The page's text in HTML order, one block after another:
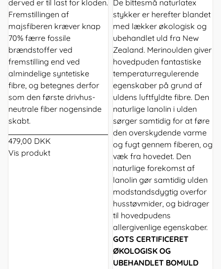
derved er til last for kloden.
Fremstillingen af
majsfiberen kræver knap
70% færre fossile
brændstoffer ved
fremstilling end ved
almindelige syntetiske
fibre, og betegnes derfor
som den første drivhus-
neutrale fiber nogensinde
skabt.
479,00 DKK
Vis produkt
De bittesmå naturlatex
stykker er herefter blandet
med lækker økologisk og
ubehandlet uld fra New
Zealand. Merinoulden giver
hovedpuden fantastiske
temperaturregulerende
egenskaber på grund af
uldens luftfyldte fibre. Den
naturlige lanolin i ulden
sørger samtidig for at føre
den overskydende varme
og fugt gennem fiberen, og
væk fra hovedet. Den
naturlige forekomst af
lanolin gør samtidig ulden
modstandsdygtig overfor
husstøvmider, og bidrager
til hovedpudens
allergivenlige egenskaber.
GOTS CERTIFICERET
ØKOLOGISK OG
UBEHANDLET BOMULD